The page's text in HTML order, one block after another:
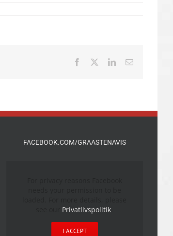
Facebook LinkedIn
E-
FACEBOOK.COM/GRAASTENAVIS
Privatlivspolitik
I ACCEPT